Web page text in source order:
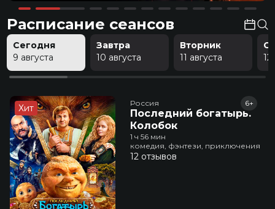
Расписание сеансов
Сегодня
9 августа
Завтра
10 августа
Вторник
11 августа
12
Хит Россия
Последний богатырь.
Колобок
6+
1 ч 56 мин
комедия, фэнтези, приключения
12 отзывов